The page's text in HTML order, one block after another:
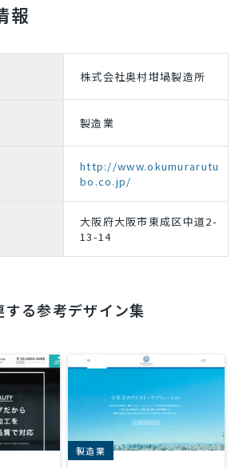
報
株式会社奥村坩堝製造所
製造業
http://www.okumurarutu
bo.co.jp/
大阪府大阪市東成区中道2-
13-14
する参考デザイン集
製造業